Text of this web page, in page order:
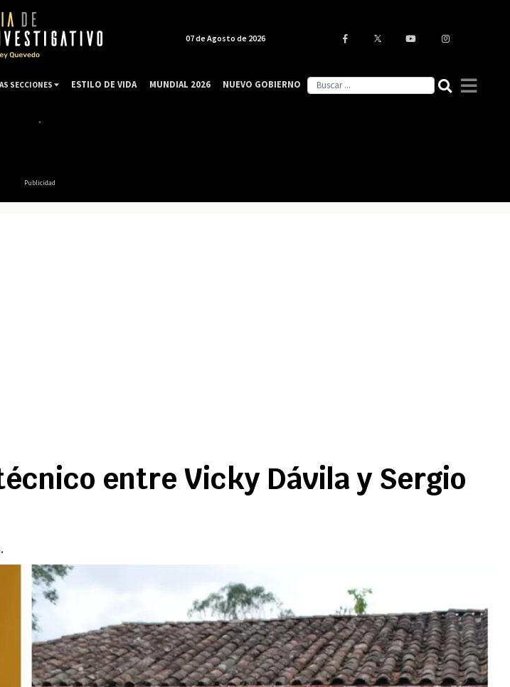
Publicidad
entre Vicky Dávila y Sergio
07 de Agosto de 2026
SECCIONES ESTILO DE VIDA MUNDIAL 2026 NUEVO GOBIERNO